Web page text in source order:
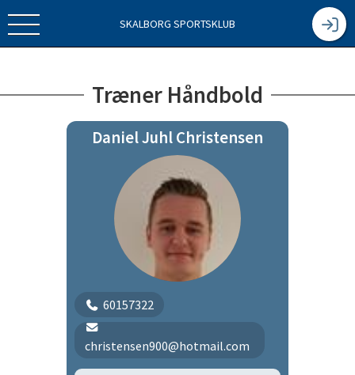
SKALBORG SPORTSKLUB
Træner Håndbold
Daniel Juhl Christensen
60157322
christensen900@hotmail.com